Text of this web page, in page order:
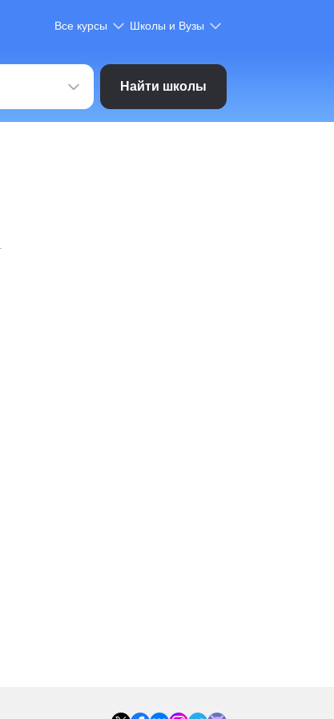
Все курсы Школы и Вузы
Найти школы